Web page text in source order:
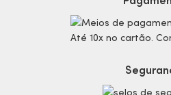
Consumidor.gov.br
Código de defesa do
Trocas e Devoluções
Produtos Masculinos
Teste do Tom de Base
Teste da Fragrância Perfeita
Até 10x no cartão.